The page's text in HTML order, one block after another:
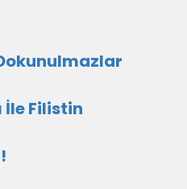
İle Filistin